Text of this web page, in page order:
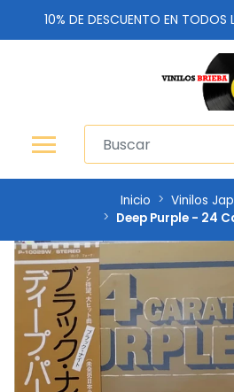
10% DE DESCUENTO EN TODOS
Inicio
Vinilos
Deep Purple - 24